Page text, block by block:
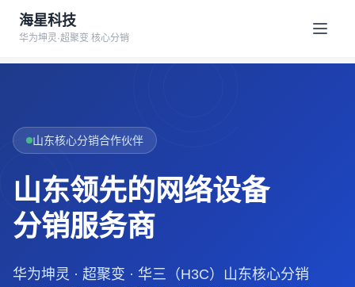
海星科技
华为坤灵·超聚变 核心分销
山东核心分销合作伙伴
山东领先的网络设备
分销服务商
华为坤灵 · 超聚变 · 华三（H3C）山东核心分销